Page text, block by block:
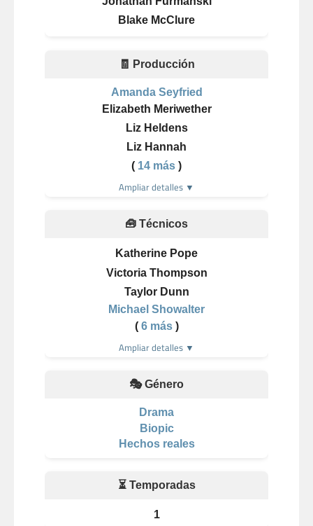
Blake McClure
🧾 Producción
Amanda Seyfried
Elizabeth Meriwether
Liz Heldens
Liz Hannah
( 14 más )
Ampliar detalles ▼
🧰 Técnicos
Katherine Pope
Victoria Thompson
Taylor Dunn
Michael Showalter
( 6 más)
Ampliar detalles ▼
🎭 Género
Drama
Biopic
Hechos reales
⏳ Temporadas
1